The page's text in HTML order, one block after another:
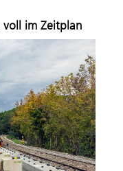
voll im Zeitplan